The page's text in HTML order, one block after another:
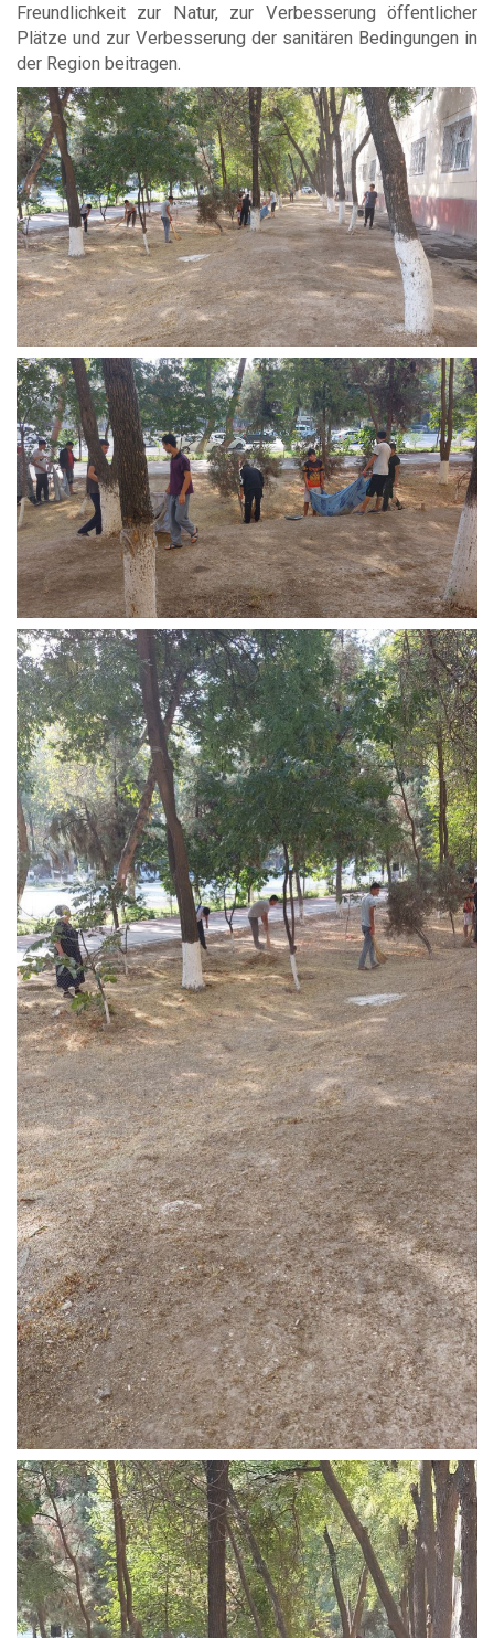
Freundlichkeit zur Natur, zur Verbesserung öffentlicher
Plätze und zur Verbesserung der sanitären Bedingungen in
der Region beitragen.